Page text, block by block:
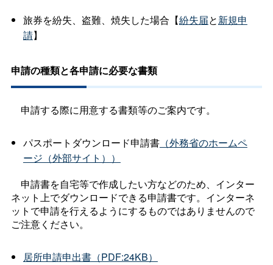
旅券を紛失、盗難、焼失した場合【紛失届と新規申
請】
申請の種類と各申請に必要な書類
申請する際に用意する書類等のご案内です。
パスポートダウンロード申請書（外務省のホームペ
ージ（外部サイト））
申請書を自宅等で作成したい方などのため、インター
ネット上でダウンロードできる申請書です。インターネ
ットで申請を行えるようにするものではありませんので
ご注意ください。
居所申請申出書（PDF:24KB）